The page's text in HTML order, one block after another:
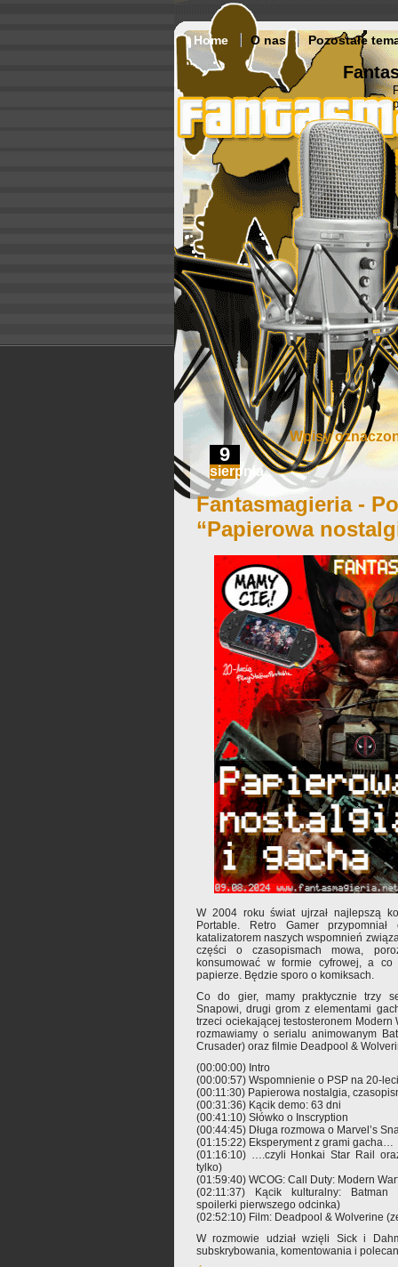
Home O nas Pozostałe
Wpisy
9
sierpnia
Fantasmagieria -
“Papierowa
W 2004 roku świat ujrzał najlepszą
Portable. Retro Gamer
katalizatorem naszych wspomnień
części o czasopismach mowa,
konsumować w formie cyfrowej, a
papierze. Będzie sporo o komiksach.
Co do gier, mamy praktycznie trzy
Snapowi, drugi grom z elementami
trzeci ociekającej testosteronem Modern
rozmawiamy o serialu animowanym
Crusader) oraz filmie Deadpool &
(00:00:00) Intro
(00:00:57) Wspomnienie o PSP na 20-
(00:11:30) Papierowa nostalgia,
(00:31:36) Kącik demo: 63 dni
(00:41:10) Słówko o Inscryption
(00:44:45) Długa rozmowa o Marvel’s
(01:15:22) Eksperyment z grami gacha…
(01:16:10) ….czyli Honkai Star Rail
tylko)
(01:59:40) WCOG: Call Duty: Modern
(02:11:37) Kącik kulturalny: Batman
spoilerki pierwszego odcinka)
(02:52:10) Film: Deadpool & Wolverine
W rozmowie udział wzięli Sick i
subskrybowania, komentowania i